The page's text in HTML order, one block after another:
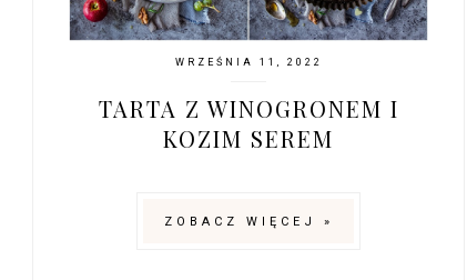
WRZEŚNIA 11, 2022
TARTA Z WINOGRONEM I
KOZIM SEREM
ZOBACZ WIĘCEJ »